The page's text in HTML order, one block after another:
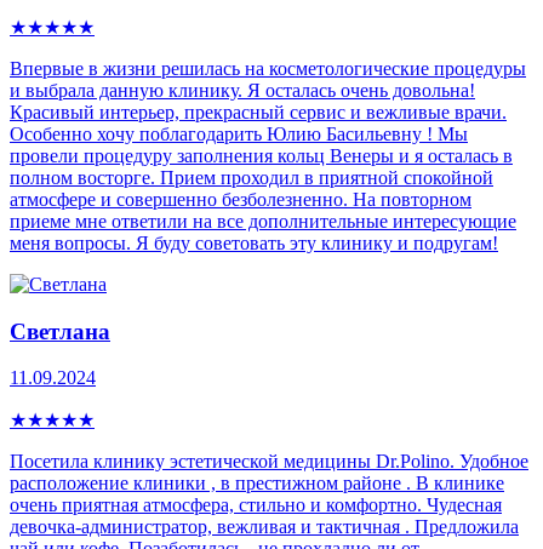
★★★★★
Впервые в жизни решилась на косметологические процедуры
и выбрала данную клинику. Я осталась очень довольна!
Красивый интерьер, прекрасный сервис и вежливые врачи.
Особенно хочу поблагодарить Юлию Басильевну ! Мы
провели процедуру заполнения кольц Венеры и я осталась в
полном восторге. Прием проходил в приятной спокойной
атмосфере и совершенно безболезненно. На повторном
приеме мне ответили на все дополнительные интересующие
меня вопросы. Я буду советовать эту клинику и подругам!
Светлана
11.09.2024
★★★★★
Посетила клинику эстетической медицины Dr.Polino. Удобное
расположение клиники , в престижном районе . В клинике
очень приятная атмосфера, стильно и комфортно. Чудесная
девочка-администратор, вежливая и тактичная . Предложила